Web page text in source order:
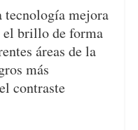
tecnología mejora
el brillo de forma
áreas de la
más
contraste